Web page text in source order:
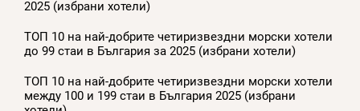
2025 (избрани хотели)
ТОП 10 на най-добрите четиризвездни морски хотели
до 99 стаи в България за 2025 (избрани хотели)
ТОП 10 на най-добрите четиризвездни морски хотели
между 100 и 199 стаи в България 2025 (избрани